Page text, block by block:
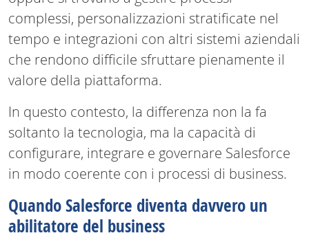
complessi, personalizzazioni stratificate nel
tempo e integrazioni con altri sistemi aziendali
che rendono difficile sfruttare pienamente il
valore della piattaforma.
In questo contesto, la differenza non la fa
soltanto la tecnologia, ma la capacità di
configurare, integrare e governare Salesforce
in modo coerente con i processi di business.
Quando Salesforce diventa davvero un
abilitatore del business